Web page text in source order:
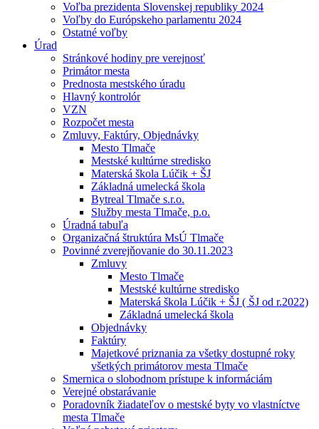
Voľba prezidenta Slovenskej republiky 2024
Voľby do Európskeho parlamentu 2024
Ostatné voľby
Úrad
Stránkové hodiny pre verejnosť
Primátor mesta
Prednosta mestského úradu
Hlavný kontrolór
VZN
Rozpočet mesta
Zmluvy, Faktúry, Objednávky
Mesto Tlmače
Mestské kultúrne stredisko
Materská škola Lúčik + ŠJ
Základná umelecká škola
Bytreal Tlmače s.r.o.
Služby mesta Tlmače, p.o.
Úradná tabuľa
Organizačná štruktúra MsÚ Tlmače
Povinné zverejňovanie do 30.11.2023
Zmluvy
Mesto Tlmače
Mestské kultúrne stredisko
Materská škola Lúčik + ŠJ ( ŠJ od r.2022)
Základná umelecká škola
Objednávky
Faktúry
Majetkové priznania za všetky dostupné roky
všetkých primátorov mesta Tlmače
Smernica o slobodnom prístupe k informáciám
Verejné obstarávanie
Poradovník žiadateľov o mestské byty vo vlastníctve
mesta Tlmače